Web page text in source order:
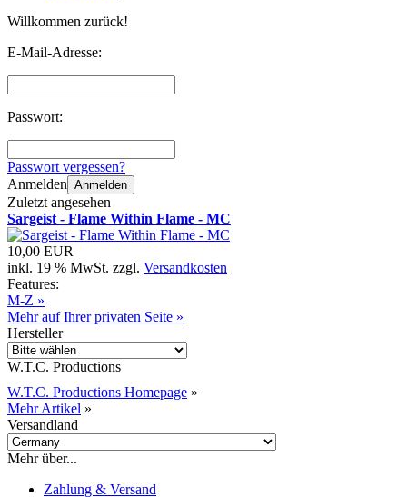
Willkommen zurück!
E-Mail-Adresse:
Passwort:
Passwort vergessen?
Anmelden Anmelden
Zuletzt angesehen
Sargeist - Flame Within Flame - MC
10,00 EUR
inkl. 19 % MwSt. zzgl. Versandkosten
Features:
M-Z »
Mehr auf Ihrer privaten Seite »
Hersteller
W.T.C. Productions
W.T.C. Productions Homepage »
Mehr Artikel »
Versandland
Mehr über...
Zahlung & Versand